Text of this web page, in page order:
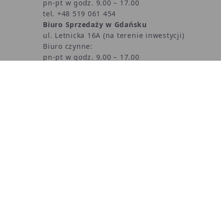
pn-pt w godz. 9.00 – 17.00
tel. +48 519 061 454
Biuro Sprzedaży w Gdańsku
ul. Letnicka 16A (na terenie inwestycji)
Biuro czynne:
pn-pt w godz. 9.00 – 17.00